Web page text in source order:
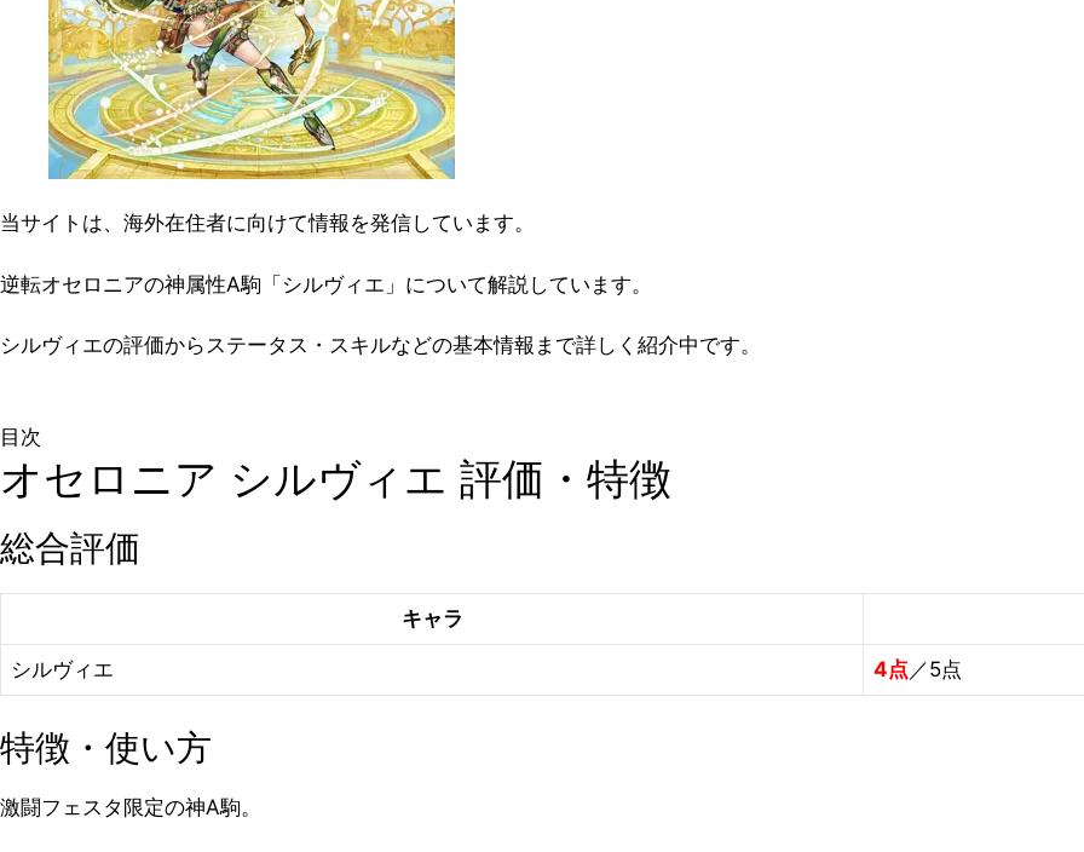
当サイトは、海外在住者に向けて情報を発信しています。
逆転オセロニアの神属性A駒「シルヴィエ」について解説しています。
シルヴィエの評価からステータス・スキルなどの基本情報まで詳しく紹介中です。
目次
オセロニア シルヴィエ 評価・特徴
総合評価
キャラ
シルヴィエ 4点 ／5点
特徴・使い方
激闘フェスタ限定の神A駒。